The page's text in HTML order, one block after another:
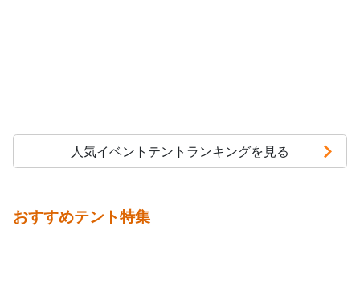
人気イベントテントランキングを見る
おすすめテント特集